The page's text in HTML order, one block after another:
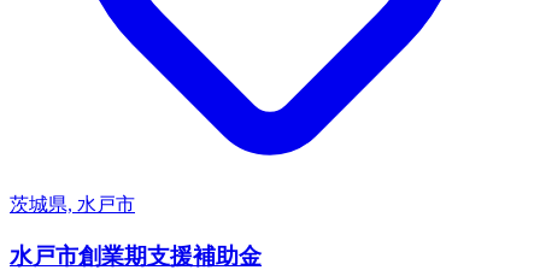
茨城県, 水戸市
水戸市創業期支援補助金